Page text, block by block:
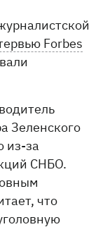
Forbes
Зеленского
из-за
СНБО.
что